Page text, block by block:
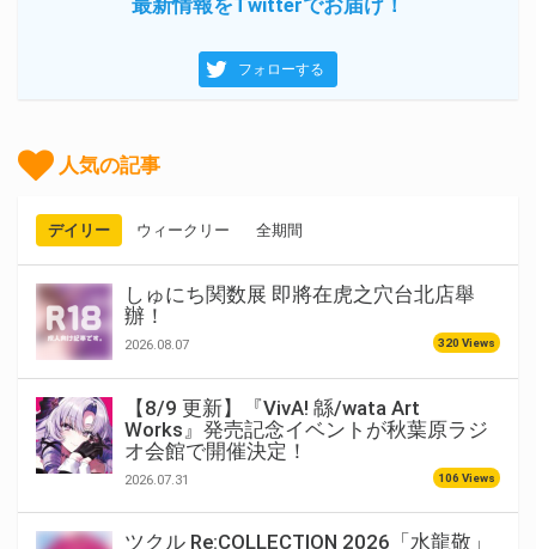
フォローする
人気の記事
デイリー ウィークリー 全期間
しゅにち関数展 即將在虎之穴台北店舉
辦！
2026.08.07 320 Views
【8/9 更新】『VivA! 緜/wata Art
Works』発売記念イベントが秋葉原ラジ
オ会館で開催決定！
2026.07.31 106 Views
ツクル Re:COLLECTION 2026「水龍敬」